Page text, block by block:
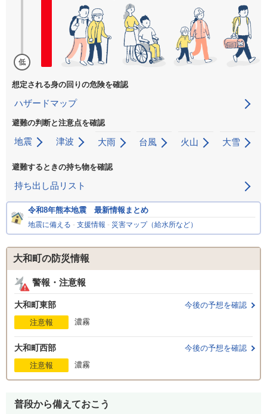
低
想定される身の回りの危険を確認
ハザードマップ
避難の判断と注意点を確認
地震 津波 大雨 台風 火山 大雪
避難するときの持ち物を確認
持ち出し品リスト
令和8年熊本地震 最新情報まとめ
地震に備える - 支援情報 - 災害マップ（給水所など）
大和町の防災情報
警報・注意報
大和町東部
今後の予想を確認
注意報
濃霧
大和町西部
今後の予想を確認
注意報
濃霧
普段から備えておこう